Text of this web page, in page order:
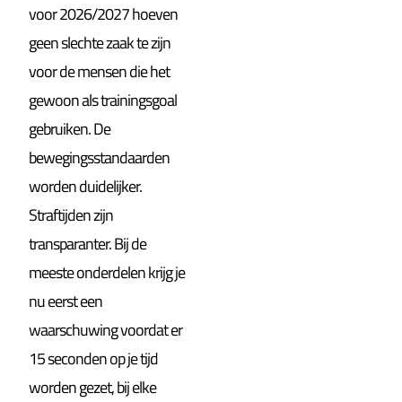
voor 2026/2027 hoeven
geen slechte zaak te zijn
voor de mensen die het
gewoon als trainingsgoal
gebruiken. De
bewegingsstandaarden
worden duidelijker.
Straftijden zijn
transparanter. Bij de
meeste onderdelen krijg je
nu eerst een
waarschuwing voordat er
15 seconden op je tijd
worden gezet, bij elke